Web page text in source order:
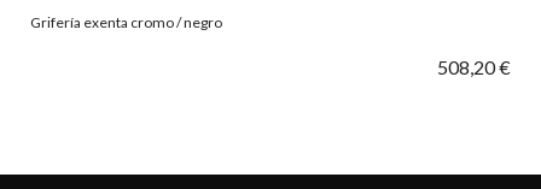
Grifería exenta cromo / negro
508,20 €